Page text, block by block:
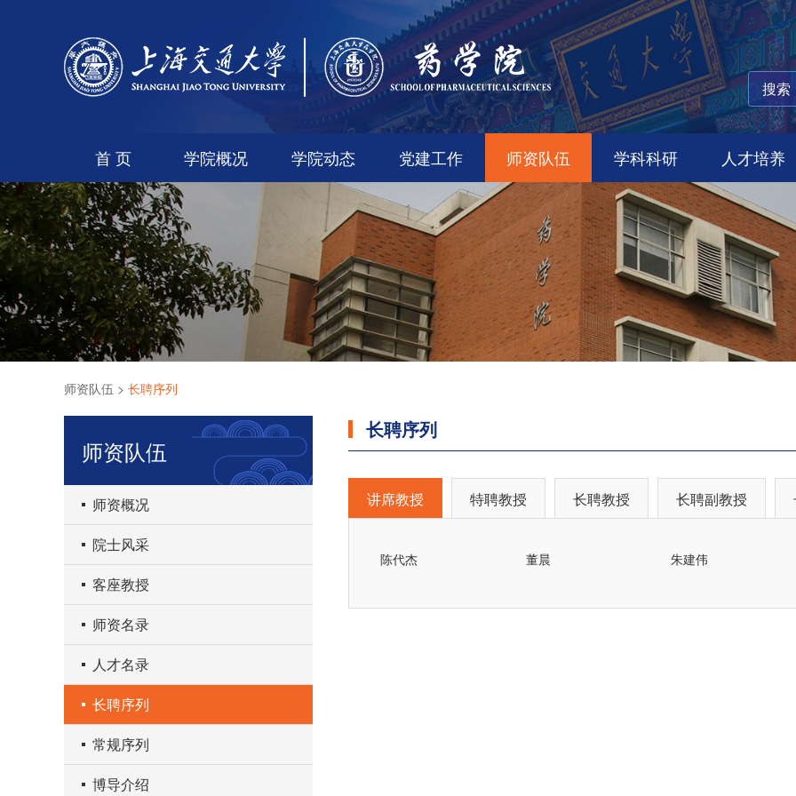
首 页 学院概况 学院动态 党建工作 师资队伍 学科科研 人才培养
师资队伍 > 长聘序列
师资队伍
师资概况
院士风采
客座教授
师资名录
人才名录
长聘序列
常规序列
博导介绍
长聘序列
讲席教授 特聘教授 长聘教授 长聘副教授
陈代杰 董晨 朱建伟